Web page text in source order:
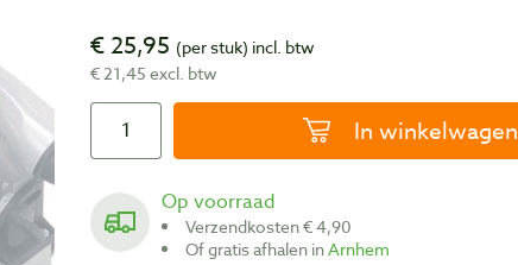
€ 25,95 (per stuk) incl. btw
€ 21,45 excl. btw
In winkelwagen
Op voorraad
Verzendkosten € 4,90
Of gratis afhalen inArnhem